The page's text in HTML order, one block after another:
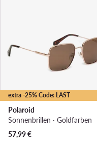
extra -25% Code: LAST
Polaroid
Sonnenbrillen · Goldfarben
57,99€